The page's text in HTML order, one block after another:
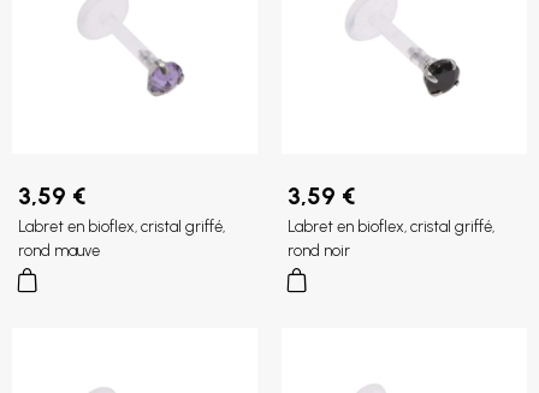
3,59 €
Labret en bioflex, cristal griffé,
rond mauve
3,59 €
Labret en bioflex, cristal griffé,
rond noir